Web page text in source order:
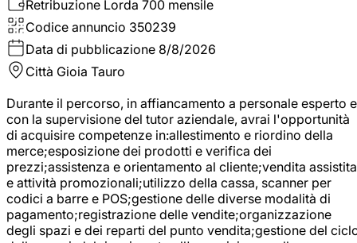
Retribuzione Lorda 700 mensile
Codice annuncio 350239
Data di pubblicazione 8/8/2026
Città Gioia Tauro
Durante il percorso, in affiancamento a personale esperto e
con la supervisione del tutor aziendale, avrai l'opportunità
di acquisire competenze in:allestimento e riordino della
merce;esposizione dei prodotti e verifica dei
prezzi;assistenza e orientamento al cliente;vendita assistita
e attività promozionali;utilizzo della cassa, scanner per
codici a barre e POS;gestione delle diverse modalità di
pagamento;registrazione delle vendite;organizzazione
degli spazi e dei reparti del punto vendita;gestione del